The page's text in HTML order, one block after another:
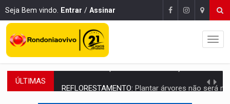
Seja Bem vindo. Entrar / Assinar
ÚLTIMAS Plantar árvores não será mais suficiente para
OVNIS NA LUA:Cientistas alertam para possível base secreta no satélite